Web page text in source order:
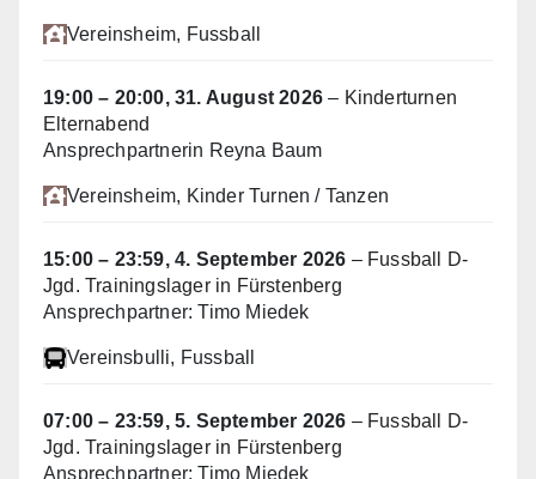
Vereinsheim, Fussball
19:00 – 20:00,31. August 2026 – Kinderturnen
Elternabend
Ansprechpartnerin Reyna Baum
Vereinsheim, Kinder Turnen / Tanzen
15:00 – 23:59,4. September 2026 – Fussball D-
Jgd. Trainingslager in Fürstenberg
Ansprechpartner: Timo Miedek
Vereinsbulli, Fussball
07:00 – 23:59,5. September 2026 – Fussball D-
Jgd. Trainingslager in Fürstenberg
Ansprechpartner: Timo Miedek